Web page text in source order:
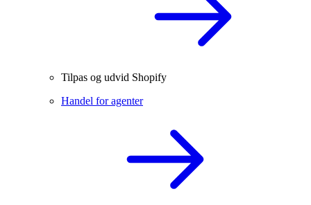
Tilpas og udvid Shopify
Handel for agenter